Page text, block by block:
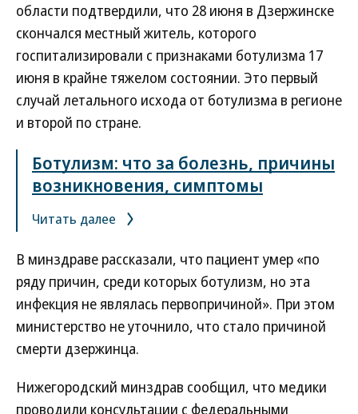
области подтвердили, что 28 июня в Дзержинске
скончался местный житель, которого
госпитализировали с признаками ботулизма 17
июня в крайне тяжелом состоянии. Это первый
случай летального исхода от ботулизма в регионе
и второй по стране.
Ботулизм: что за болезнь, причины
возникновения, симптомы
Читать далее
В минздраве рассказали, что пациент умер «по
ряду причин, среди которых ботулизм, но эта
инфекция не являлась первопричиной». При этом
министерство не уточнило, что стало причиной
смерти дзержинца.
Нижегородский минздрав сообщил, что медики
проводили консультации с федеральными